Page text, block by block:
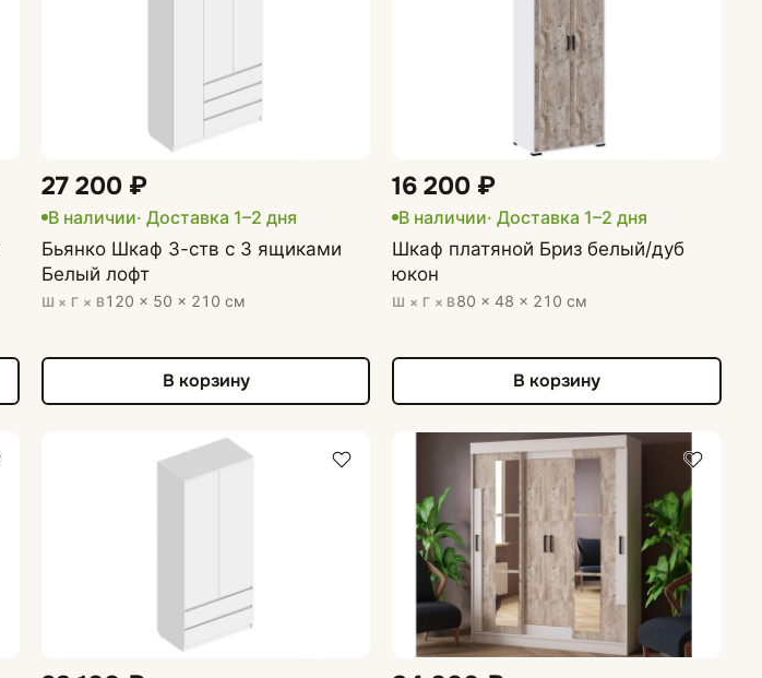
27 200 ₽
В наличии· Доставка 1–2 дня
Бьянко Шкаф 3-ств с 3 ящиками
Белый лофт
Ш × Г × В120 × 50 × 210 см
В корзину
16 200 ₽
В наличии· Доставка 1–2 дня
Шкаф платяной Бриз белый/дуб
юкон
Ш × Г × В80 × 48 × 210 см
В корзину